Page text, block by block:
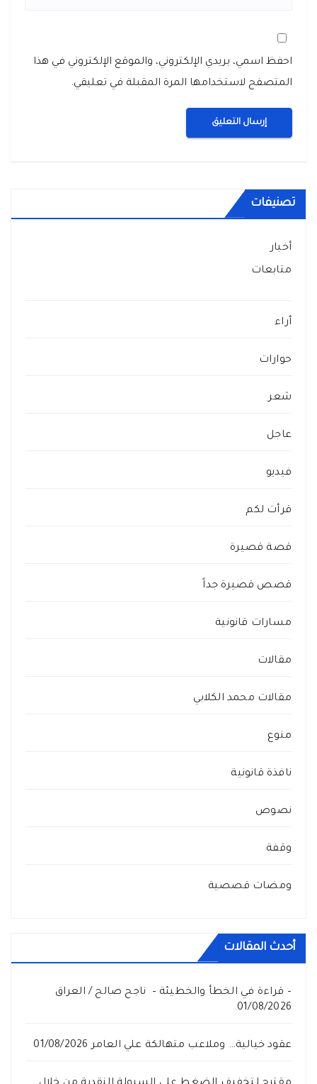
احفظ اسمي، بريدي الإلكتروني، والموقع الإلكتروني في هذا
المتصفح لاستخدامها المرة المقبلة في تعليقي.
تصنيفات
أخبار
متابعات
أراء
حوارات
شعر
عاجل
فيديو
قرأت لكم
قصة قصيرة
قصص قصيرة جداً
مسارات قانونية
مقالات
مقالات محمد الكلابي
منوع
نافذة قانونية
نصوص
وقفة
ومضات قصصية
أحدث المقالات
– قراءة في الخطأ والخطيئة – ناجح صالح / العراق
01/08/2026
عقود خيالية… وملاعب متهالكة علي العامر 01/08/2026